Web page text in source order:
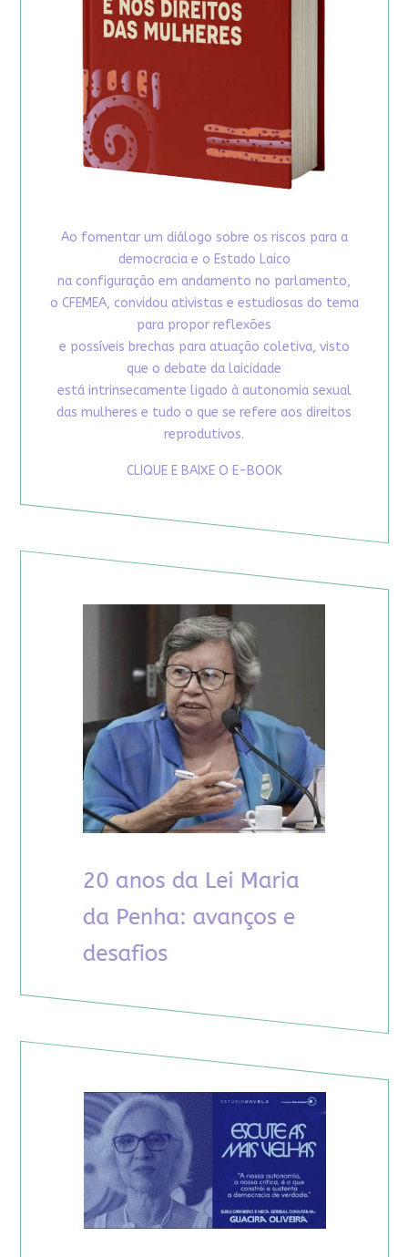
Ao fomentar um diálogo sobre os riscos para a
democracia e o Estado Laico
na configuração em andamento no parlamento,
o CFEMEA, convidou ativistas e estudiosas do tema
para propor reflexões
e possíveis brechas para atuação coletiva, visto
que o debate da laicidade
está intrinsecamente ligado à autonomia sexual
das mulheres e tudo o que se refere aos direitos
reprodutivos.
CLIQUE E BAIXE O E-BOOK